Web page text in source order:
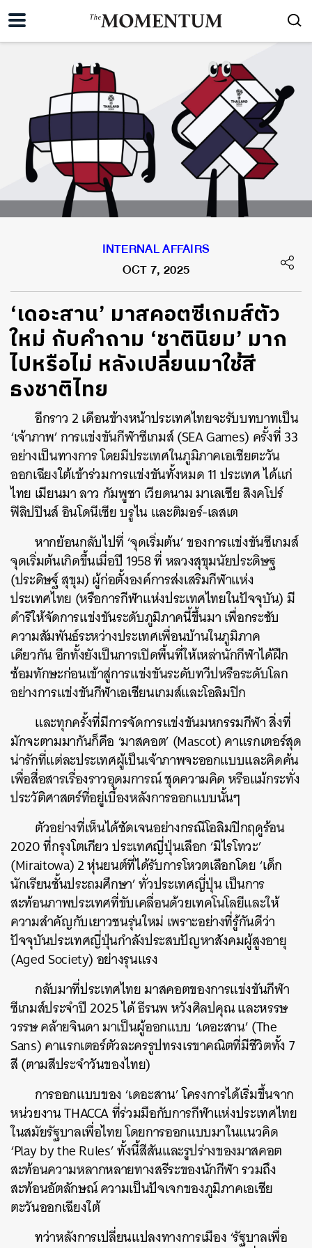
INTERNAL AFFAIRS
OCT 7, 2025
‘เดอะสาน’ มาสคอตซีเกมส์ตัว
ใหม่ กับคำถาม ‘ชาตินิยม’ มาก
ไปหรือไม่ หลังเปลี่ยนมาใช้สี
ธงชาติไทย
อีกราว 2 เดือนข้างหน้าประเทศไทยจะรับบทบาทเป็น
‘เจ้าภาพ’ การแข่งขันกีฬาซีเกมส์ (SEA Games) ครั้งที่ 33
อย่างเป็นทางการ โดยมีประเทศในภูมิภาคเอเชียตะวัน
ออกเฉียงใต้เข้าร่วมการแข่งขันทั้งหมด 11 ประเทศ ได้แก่
ไทย เมียนมา ลาว กัมพูชา เวียดนาม มาเลเซีย สิงคโปร์
ฟิลิปปินส์ อินโดนีเซีย บรูไน และติมอร์-เลสเต
หากย้อนกลับไปที่ ‘จุดเริ่มต้น’ ของการแข่งขันซีเกมส์
จุดเริ่มต้นเกิดขึ้นเมื่อปี 1958 ที่ หลวงสุขุมนัยประดิษฐ
(ประดิษฐ์ สุขุม) ผู้ก่อตั้งองค์การส่งเสริมกีฬาแห่ง
ประเทศไทย (หรือการกีฬาแห่งประเทศไทยในปัจจุบัน) มี
ดำริให้จัดการแข่งขันระดับภูมิภาคนี้ขึ้นมา เพื่อกระชับ
ความสัมพันธ์ระหว่างประเทศเพื่อนบ้านในภูมิภาค
เดียวกัน อีกทั้งยังเป็นการเปิดพื้นที่ให้เหล่านักกีฬาได้ฝึก
ซ้อมทักษะก่อนเข้าสู่การแข่งขันระดับทวีปหรือระดับโลก
อย่างการแข่งขันกีฬาเอเชียนเกมส์และโอลิมปิก
และทุกครั้งที่มีการจัดการแข่งขันมหกรรมกีฬา สิ่งที่
มักจะตามมากันก็คือ ‘มาสคอต’ (Mascot) คาแรกเตอร์สุด
น่ารักที่แต่ละประเทศผู้เป็นเจ้าภาพจะออกแบบและคิดค้น
เพื่อสื่อสารเรื่องราวอุดมการณ์ ชุดความคิด หรือแม้กระทั่ง
ประวัติศาสตร์ที่อยู่เบื้องหลังการออกแบบนั้นๆ
ตัวอย่างที่เห็นได้ชัดเจนอย่างกรณีโอลิมปิกฤดูร้อน
2020 ที่กรุงโตเกียว ประเทศญี่ปุ่นเลือก ‘มิไรโทวะ’
(Miraitowa) 2 หุ่นยนต์ที่ได้รับการโหวตเลือกโดย ‘เด็ก
นักเรียนชั้นประถมศึกษา’ ทั่วประเทศญี่ปุ่น เป็นการ
สะท้อนภาพประเทศที่ขับเคลื่อนด้วยเทคโนโลยีและให้
ความสำคัญกับเยาวชนรุ่นใหม่ เพราะอย่างที่รู้กันดีว่า
ปัจจุบันประเทศญี่ปุ่นกำลังประสบปัญหาสังคมผู้สูงอายุ
(Aged Society) อย่างรุนแรง
กลับมาที่ประเทศไทย มาสคอตของการแข่งขันกีฬา
ซีเกมส์ประจำปี 2025 ได้ ธีรนพ หวังศิลปคุณ และหรรษ
วรรษ คล้ายจินดา มาเป็นผู้ออกแบบ ‘เดอะสาน’ (The
Sans) คาแรกเตอร์ตัวละครรูปทรงเรขาคณิตที่มีชีวิตทั้ง 7
สี (ตามสีประจำวันของไทย)
การออกแบบของ ‘เดอะสาน’ โครงการได้เริ่มขึ้นจาก
หน่วยงาน THACCA ที่ร่วมมือกับการกีฬาแห่งประเทศไทย
ในสมัยรัฐบาลเพื่อไทย โดยการออกแบบมาในแนวคิด
‘Play by the Rules’ ทั้งนี้สีสันและรูปร่างของมาสคอต
สะท้อนความหลากหลายทางสรีระของนักกีฬา รวมถึง
สะท้อนอัตลักษณ์ ความเป็นปัจเจกของภูมิภาคเอเชีย
ตะวันออกเฉียงใต้
ทว่าหลังการเปลี่ยนแปลงทางการเมือง ‘รัฐบาลเพื่อ